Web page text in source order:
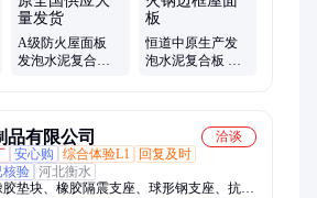
A级防火屋面板
发泡水泥复合板
恒道中原生产发
泡水泥复合板 厂
品有限公司
洽谈
安心购 综合体验L1
回复及时
核验 河北衡水
垫块、橡胶隔震支座、球形钢支座、抗震